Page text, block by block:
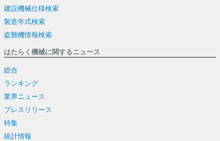
建設機械仕様検索
製造年式検索
盗難機情報検索
はたらく機械に関するニュース
総合
ランキング
業界ニュース
プレスリリース
特集
統計情報